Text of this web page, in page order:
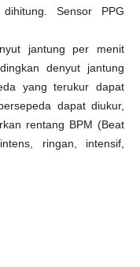
Sensor PPG
jantung per menit
denyut jantung
yang terukur dapat
dapat diukur,
rentang BPM (Beat
ringan, intensif,